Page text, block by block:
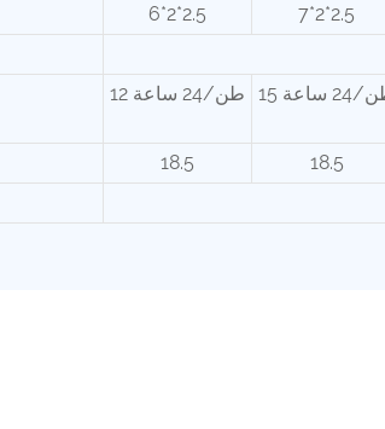
6*2*2.5 7*2*2.5
12 طن/24 ساعة 24 ساعة
18.5 18.5